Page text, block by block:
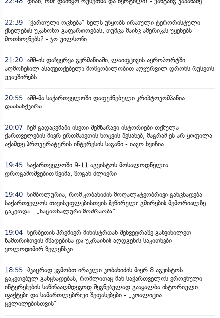
22:39
“ქართული ოცნება” ხელს უწყობს ირანული ტერორისტული
ქსელების უკანონო გაფართოებას, თუმცა მაინც ამერიკას უყენებს
მოთხოვნებს? - ჯო უილსონი
21:20 აშშ-ის დაზვერვა გერმანიაში, ლაიფციგის აეროპორტში
აღმოჩენილ ასაფეთქებელი მოწყობილობით აღჭურვილ დრონს რუსეთს
უკავშირებს
20:55 აშშ-მა საქართველოში დაფუძნებული კრიპტოკომპანია
დაასანქცირა
20:07 ჩემ გადაცემაში ისეთი შემზარავი ისტორიები თქმულა
ქართველების მიერ ერთმანეთის ხოცვის შესახებ, მაგრამ ეს არ ყოფილა
აქამდე პროკურატურის ინტერესის საგანი - იაგო ხვიჩია
19:45 საქართველოში 9-11 აგვისტოს მოსალოდნელია
დროგამოშვებით წვიმა, ზოგან ძლიერი
19:40 სიმბოლურია, რომ კობახიძის მოღალატეობრივი განცხადება
საქართველოს თავისუფლებისთვის შეწირული გმირების მემორიალზე
გაკეთდა - „ნაციონალური მოძრაობა“
19:04 სერბეთის პრემიერ-მინისტრთან შეხვედრაზე განვიხილეთ
ზამთრისთვის მზადებისა და უკრაინის აღდგენის საკითხები -
ვოლოდიმირ ზელენსკი
18:55 მკაცრად ვგმობთ ირაკლი კობახიძის მიერ 8 აგვისტოს
გაკეთებულ განცხადებას, რომლითაც მან საქართველოს ეროვნული
ინტერესების საწინააღმდეგოდ შეგნებულად გააყალბა ისტორიული
ფაქტები და სამართლებრივი შეფასებები - „კოალიცია
ცვლილებისთვის“